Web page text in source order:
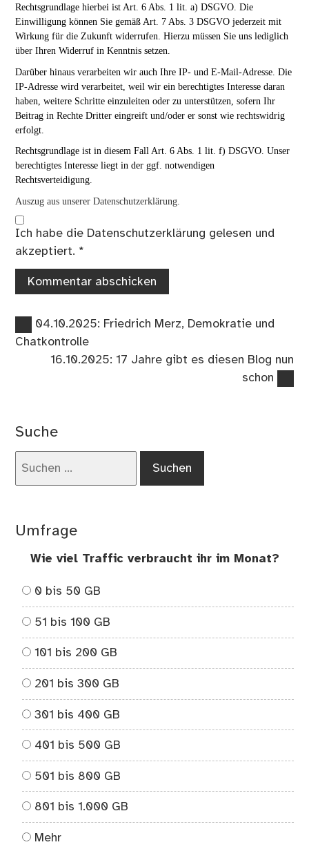
Rechtsgrundlage hierbei ist Art. 6 Abs. 1 lit. a) DSGVO. Die
Einwilligung können Sie gemäß Art. 7 Abs. 3 DSGVO jederzeit mit
Wirkung für die Zukunft widerrufen. Hierzu müssen Sie uns lediglich
über Ihren Widerruf in Kenntnis setzen.
Darüber hinaus verarbeiten wir auch Ihre IP- und E-Mail-Adresse. Die
IP-Adresse wird verarbeitet, weil wir ein berechtigtes Interesse daran
haben, weitere Schritte einzuleiten oder zu unterstützen, sofern Ihr
Beitrag in Rechte Dritter eingreift und/oder er sonst wie rechtswidrig
erfolgt.
Rechtsgrundlage ist in diesem Fall Art. 6 Abs. 1 lit. f) DSGVO. Unser
berechtigtes Interesse liegt in der ggf. notwendigen
Rechtsverteidigung.
Auszug aus unserer Datenschutzerklärung.
Ich habe die Datenschutzerklärung gelesen und
akzeptiert. *
Beitragsnavigation
Vorheriger
Beitrag:
04.10.2025: Friedrich Merz, Demokratie und
Chatkontrolle
Nächster
16.10.2025: 17 Jahre gibt es diesen Blog nun
schon
Suche
Umfrage
Wie viel Traffic verbraucht ihr im Monat?
0 bis 50 GB
51 bis 100 GB
101 bis 200 GB
201 bis 300 GB
301 bis 400 GB
401 bis 500 GB
501 bis 800 GB
801 bis 1.000 GB
Mehr